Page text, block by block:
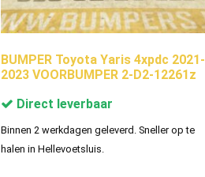
BUMPER Toyota Yaris 4xpdc 2021-
2023 VOORBUMPER 2-D2-12261z
Direct leverbaar
Binnen 2 werkdagen geleverd. Sneller op te
halen in Hellevoetsluis.